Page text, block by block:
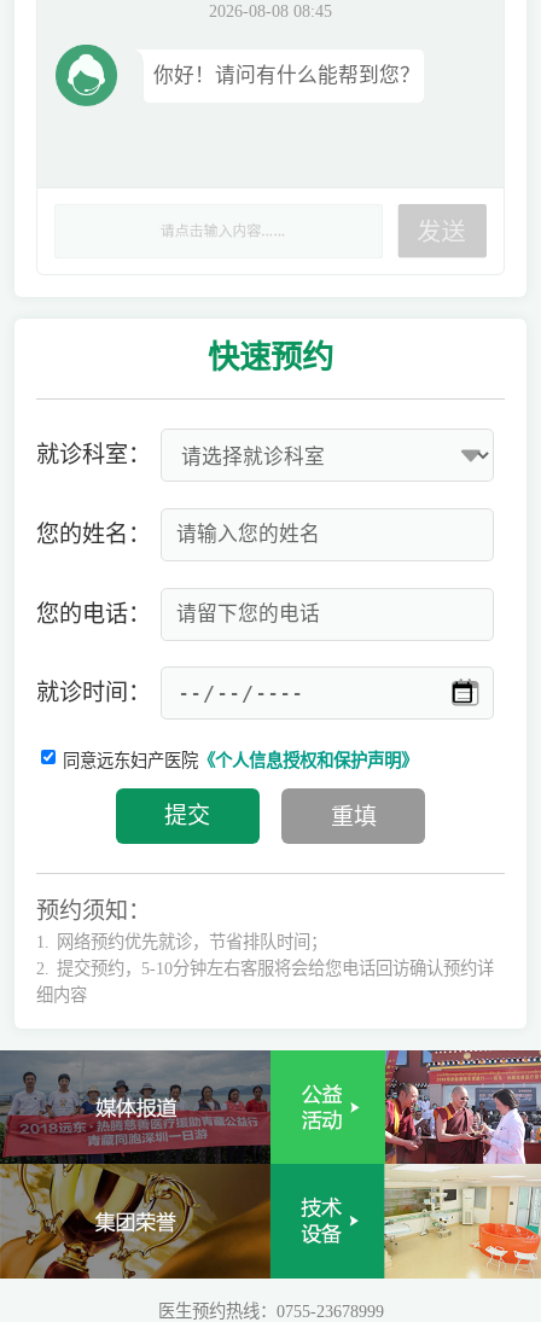
2026-08-08 08:45
你好！请问有什么能帮到您？
快速预约
就诊科室：
您的姓名：
您的电话：
就诊时间：
同意远东妇产医院《个人信息授权和保护声明》
预约须知：
1. 网络预约优先就诊，节省排队时间；
2. 提交预约，5-10分钟左右客服将会给您电话回访确认预约详
细内容
医生预约热线：0755-23678999